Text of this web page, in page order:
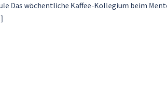
Das wöchentliche Kaffee-Kollegium beim